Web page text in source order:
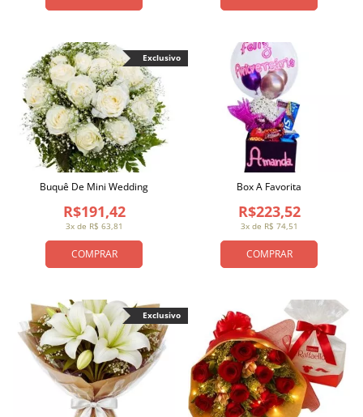
COMPRAR
3x de R$ 63,81
R$191,42
Buquê De Mini Wedding
Exclusivo
COMPRAR
3x de R$ 74,51
R$223,52
Box A Favorita
Exclusivo